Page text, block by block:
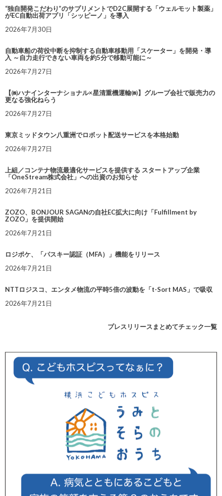
“独自開発こだわり”のサプリメントでD2C展開する「ウェルモット製薬」
がEC自動出荷アプリ「シッピーノ」を導入
2026年7月30日
自動車船の荷役中断を抑制する自動車移動用「スケーター」を開発・導
入 ～自力走行できない車両を約5分で移動可能に～
2026年7月27日
【㈱ハナインターナショナル×星清重機運輸㈱】グループ会社で販売力の
更なる強化ねらう
2026年7月27日
東京ミッドタウン八重洲でロボット配送サービスを本格始動
2026年7月27日
上組／コンテナ物流最適化サービスを提供する スタートアップ企業
「OneStream株式会社」への出資のお知らせ
2026年7月21日
ZOZO、BONJOUR SAGANの自社EC拡大に向け「Fulfillment by
ZOZO」を提供開始
2026年7月21日
ロジポケ、「パスキー認証（MFA）」機能をリリース
2026年7月21日
NTTロジスコ、エンタメ物流の平時5倍の波動を「t-Sort MAS」で吸収
2026年7月21日
プレスリリースまとめてチェック一覧